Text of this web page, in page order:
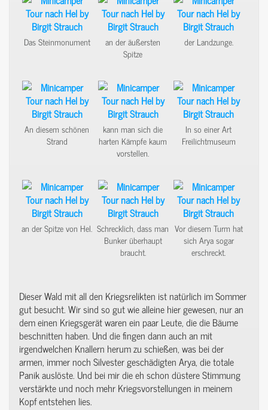
Das Steinmonument
an der äußersten
Spitze
der Landzunge.
An diesem schönen
Strand
kann man sich die
harten Kämpfe kaum
vorstellen.
In so einer Art
Freilichtmuseum
an der Spitze von Hel. Schrecklich, dass man
Bunker überhaupt
braucht.
Vor diesem Turm hat
sich Arya sogar
erschreckt.
Dieser Wald mit all den Kriegsrelikten ist natürlich im Sommer
gut besucht. Wir sind so gut wie alleine hier gewesen, nur an
dem einen Kriegsgerät waren ein paar Leute, die die Bäume
beschnitten haben. Und die fingen dann auch an mit
irgendwelchen Knallern herum zu schießen, was bei der
armen, immer noch Silvester geschädigten Arya, die totale
Panik auslöste. Und bei mir die eh schon düstere Stimmung
verstärkte und noch mehr Kriegsvorstellungen in meinem
Kopf entstehen lies.